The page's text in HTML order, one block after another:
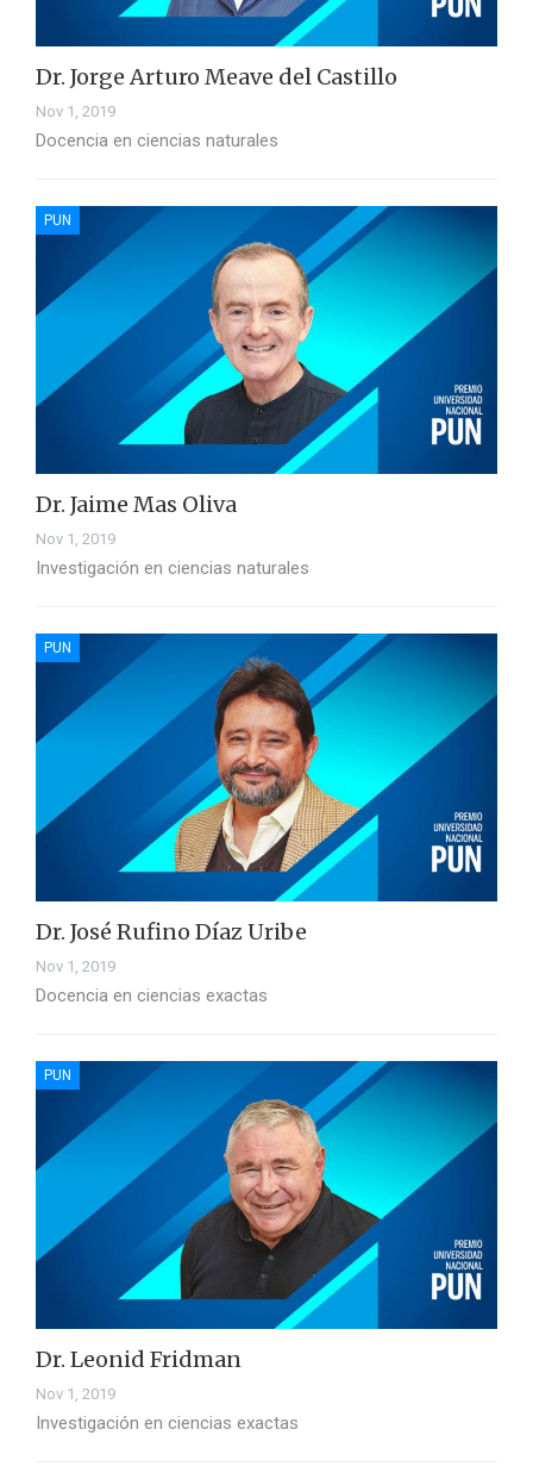
Dr. Jorge Arturo Meave del Castillo
Nov 1, 2019
Docencia en ciencias naturales
PUN
Dr. Jaime Mas Oliva
Nov 1, 2019
Investigación en ciencias naturales
PUN
Dr. José Rufino Díaz Uribe
Nov 1, 2019
Docencia en ciencias exactas
PUN
Dr. Leonid Fridman
Nov 1, 2019
Investigación en ciencias exactas